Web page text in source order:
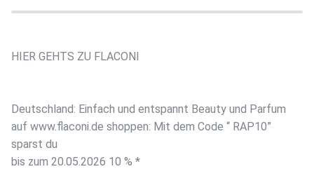
HIER GEHTS ZU FLACONI
Deutschland: Einfach und entspannt Beauty und Parfum
auf www.flaconi.de shoppen: Mit dem Code “ RAP10”
sparst du
bis zum 20.05.2026 10 % *